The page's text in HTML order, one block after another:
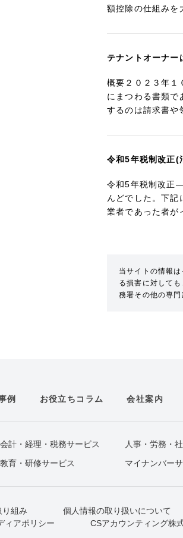
額控除の仕組み
テナントオーナー
概要２０２３年１
にまつわる書類で
するのは請求書
令和5年税制改正(
令和5年税制改正
んどでした。下記
業者であった者
当サイトの情報
る損害に対して
務署その他の専門
例 お役立ちコラム 会社案内
会計・経理・税務サービス 人事・労務・
教育・研修サービス
マイナンバー
り組み 個人情報の取り扱いについて
ィアポリシー
CSアカウンティング株